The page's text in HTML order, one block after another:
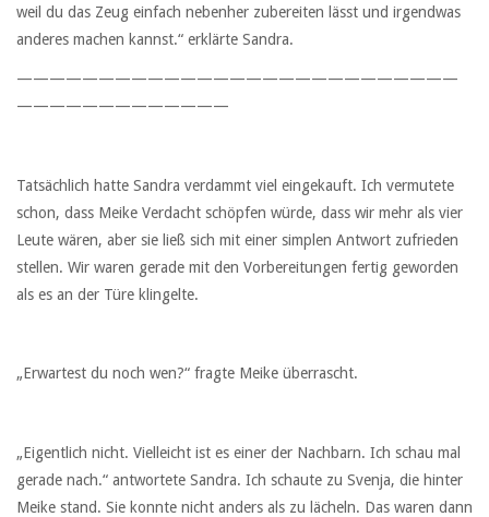
weil du das Zeug einfach nebenher zubereiten lässt und irgendwas
anderes machen kannst.“ erklärte Sandra.
———————————————————————————
—————————————
Tatsächlich hatte Sandra verdammt viel eingekauft. Ich vermutete
schon, dass Meike Verdacht schöpfen würde, dass wir mehr als vier
Leute wären, aber sie ließ sich mit einer simplen Antwort zufrieden
stellen. Wir waren gerade mit den Vorbereitungen fertig geworden
als es an der Türe klingelte.
„Erwartest du noch wen?“ fragte Meike überrascht.
„Eigentlich nicht. Vielleicht ist es einer der Nachbarn. Ich schau mal
gerade nach.“ antwortete Sandra. Ich schaute zu Svenja, die hinter
Meike stand. Sie konnte nicht anders als zu lächeln. Das waren dann